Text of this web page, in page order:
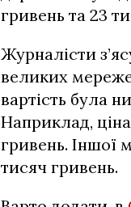
гривень та 23
Журналісти
великих
вартість була
Наприклад,
гривень. Іншої
тисяч гривень.